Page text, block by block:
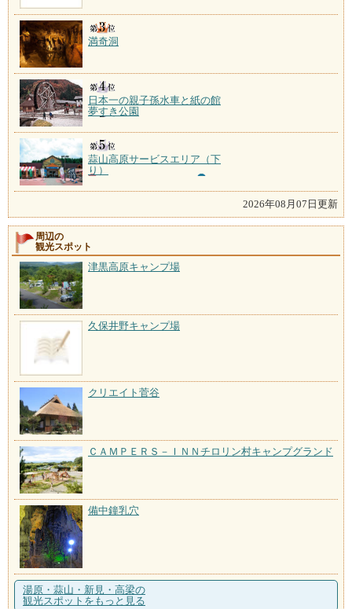
満奇洞
日本一の親子孫水車と紙の館
夢すき公園
蒜山高原サービスエリア（下
り）
2026年08月07日更新
周辺の
観光スポット
津黒高原キャンプ場
久保井野キャンプ場
クリエイト菅谷
ＣＡＭＰＥＲＳ－ＩＮＮチロリン村キャンプグランド
備中鐘乳穴
湯原・蒜山・新見・高梁の
観光スポットをもっと見る